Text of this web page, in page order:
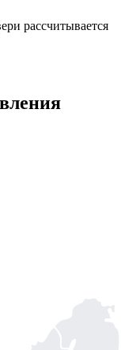
рассчитывается